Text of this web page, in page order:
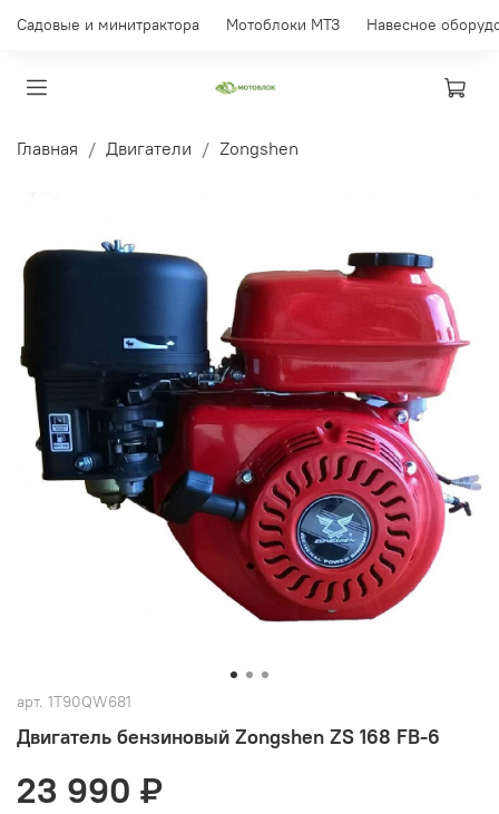
Садовые и минитрактора Мотоблоки МТЗ Навесное
Главная Двигатели Zongshen
арт. 1T90QW681
Двигатель бензиновый Zongshen ZS 168 FB-6
23 990 ₽